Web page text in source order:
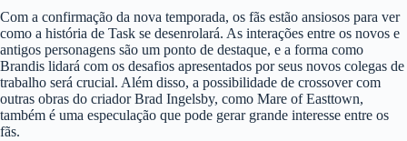
Com a confirmação da nova temporada, os fãs estão ansiosos para ver
como a história de Task se desenrolará. As interações entre os novos e
antigos personagens são um ponto de destaque, e a forma como
Brandis lidará com os desafios apresentados por seus novos colegas de
trabalho será crucial. Além disso, a possibilidade de crossover com
outras obras do criador Brad Ingelsby, como Mare of Easttown,
também é uma especulação que pode gerar grande interesse entre os
fãs.